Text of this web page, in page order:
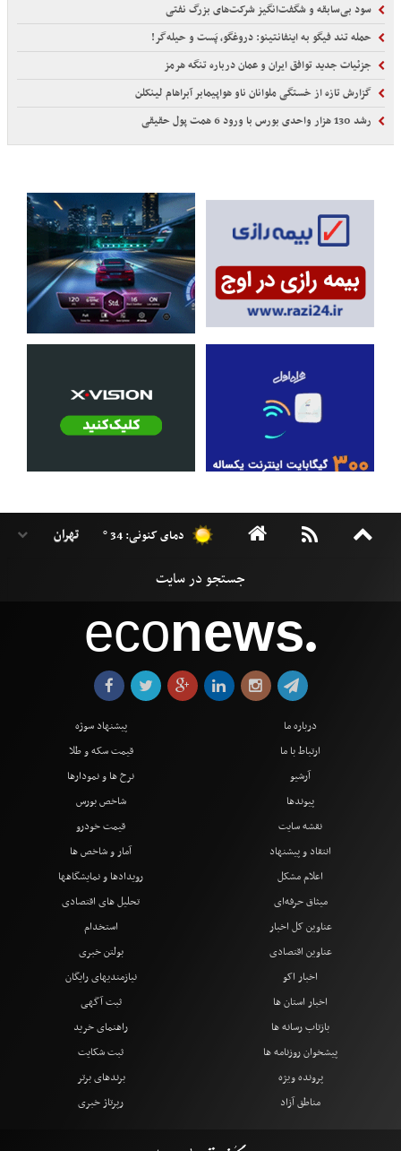
سود بی‌سابقه و شگفت‌انگیز شرکت‌های بزرگ نفتی
حمله تند فیگو به اینفانتینو: دروغگو، پَست‌ و حیله‌گر!
جزئیات جدید توافق ایران و عمان درباره تنگه هرمز
گزارش تازه از خستگی ملوانان ناو هواپیمابر آبراهام لینکلن
رشد 130 هزار واحدی بورس با ورود 6 همت پول حقیقی
دمای کنونی: 34 °
econews●
درباره ما
ارتباط با ما
آرشیو
پیوندها
نقشه سایت
انتقاد و پیشنهاد
اعلام مشکل
میثاق حرفه‌ای
پیشنهاد سوژه
قیمت سکه و طلا
نرخ ها و نمودارها
شاخص بورس
قیمت خودرو
آمار و شاخص ها
رویدادها و نمایشگاهها
تحلیل های اقتصادی
عناوین کل اخبار
عناوین اقتصادی
اخبار اکو
اخبار استان ها
بازتاب رسانه ها
پیشخوان روزنامه ها
پرونده ویژه
مناطق آزاد
استخدام
بولتن خبری
نیازمندیهای رایگان
ثبت آگهی
راهنمای خرید
ثبت شکایت
برندهای برتر
رپرتاژ خبری